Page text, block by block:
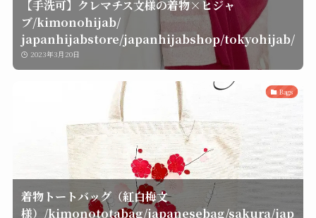
【手洗可】クレマチス文様の着物×ヒジャ
ブ/kimonohijab/
japanhijabstore/japanhijabshop/tokyohijab/
2023年3月20日
Bags
着物トートバッグ（紅白梅文
様）/kimonototabag/japanesebag/sakura/jap